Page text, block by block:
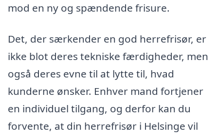
mod en ny og spændende frisure.
Det, der særkender en god herrefrisør, er
ikke blot deres tekniske færdigheder, men
også deres evne til at lytte til, hvad
kunderne ønsker. Enhver mand fortjener
en individuel tilgang, og derfor kan du
forvente, at din herrefrisør i Helsinge vil